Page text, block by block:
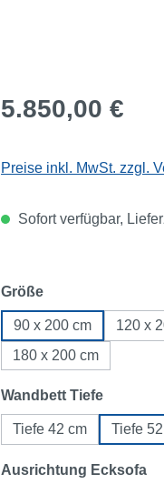
Regulärer Preis:
5.850,00 €
Preise inkl. MwSt. zzgl.
Sofort verfügbar,
Größeauswählen
90 x 200 cm 120 x
180 x 200 cm
Wandbett Tiefe
Tiefe 42 cm Tiefe
Ausrichtung Ecksofa